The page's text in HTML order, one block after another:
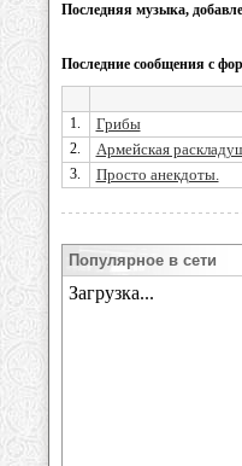
Последняя музыка,
Последние сообщения с
1. Грибы
2. Армейская
3. Просто анекдоты.
Популярное в сети